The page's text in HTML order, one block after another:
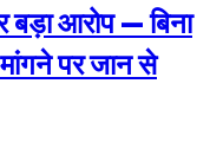
बड़ा आरोप — बिना
पर जान से